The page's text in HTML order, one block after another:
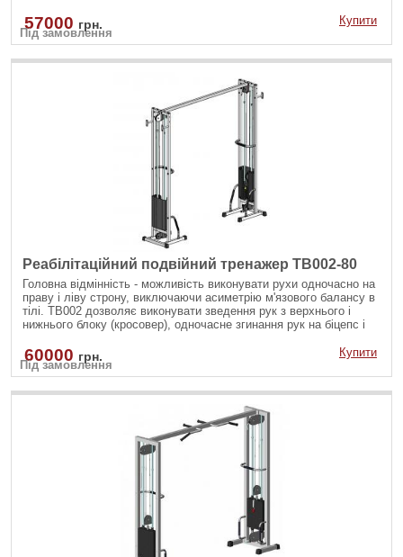
57000 грн.
Купити
Під замовлення
Реабілітаційний подвійний тренажер TB002-80
Головна відмінність - можливість виконувати рухи одночасно на
праву і ліву строну, виключаючи асиметрію м'язового балансу в
тілі. ТВ002 дозволяє виконувати зведення рук з верхнього і
нижнього блоку (кросовер), одночасне згинання рук на біцепс і
60000 грн.
Купити
Під замовлення